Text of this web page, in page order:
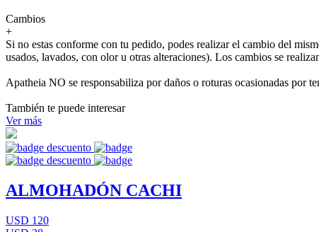
Cambios
+
Si no estas conforme con tu pedido, podes realizar el cambio del
usados, lavados, con olor u otras alteraciones). Los cambios se
Apatheia NO se responsabiliza por daños o roturas ocasionadas por
También te puede interesar
Ver más
ALMOHADÓN CACHI
USD 120